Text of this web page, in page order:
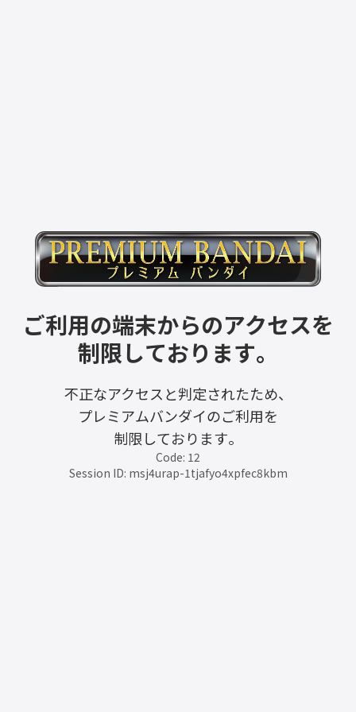
ご利用の端末からのアクセスを
制限しております。
不正なアクセスと判定されたため、
プレミアムバンダイのご利用を
制限しております。
Code: 12
Session ID: msj4urap-1tjafyo4xpfec8kbm